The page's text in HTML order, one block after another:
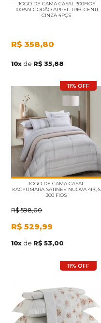
JOGO DE CAMA CASAL 300FIOS
100%ALGODÃO APPEL TRECCENTI
CINZA 4PÇS
R$ 358,80
10x de R$ 35,88
11% OFF
JOGO DE CAMA CASAL
KACYUMARA SATINEE NUOVA 4PÇS
300 FIOS
R$ 598,00
R$ 529,99
10x de R$ 53,00
11% OFF